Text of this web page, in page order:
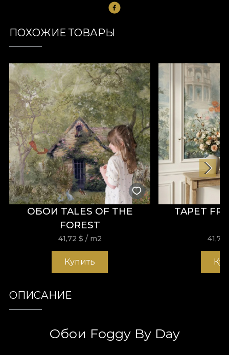
ПОХОЖИЕ ТОВАРЫ
ОБОИ TALES OF THE
FOREST
41,72 $ / m2
Купить
TAPET
41,72
ОПИСАНИЕ
Обои Foggy By Day